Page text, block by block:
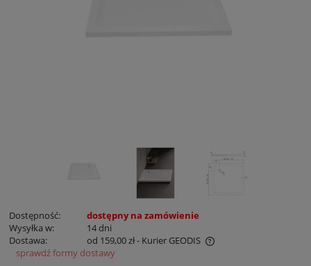
Dostępność:
dostępny na zamówienie
Wysyłka w:
14 dni
Dostawa:
od 159,00 zł- Kurier GEODIS
Cena nie zawiera ewentualnych kosztów płatności
sprawdź formy dostawy